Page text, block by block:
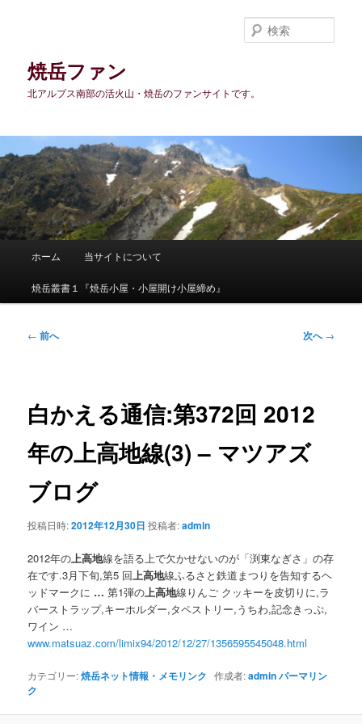
移
動
焼岳ファン
北アルプス南部の活火山・焼岳のファンサイトです。
索
メ
ホーム 当サイトについて
焼岳叢書１『焼岳小屋・小屋開け小屋締め』
投
ゲ
ー
ョ
ン
← 前へ 次へ→
白かえる通信:第372回 2012
年の上高地線(3) – マツアズ
ブログ
投稿日時:2012年12月30日 投稿者:admin
2012年の上高地線を語る上で欠かせないのが「渕東なぎさ」の存
在です.3月下旬,第5 回上高地線ふるさと鉄道まつりを告知するヘ
ッドマークに … 第1弾の上高地線りんご クッキーを皮切りに,ラ
バーストラップ,キーホルダー,タペストリー,うちわ,記念きっぷ,
ワイン …
www.matsuaz.com/limix94/2012/12/27/1356595545048.html
カテゴリー:焼岳ネット情報・メモリンク 作成者:adminパーマリン
ク